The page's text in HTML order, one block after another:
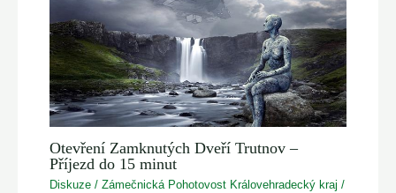
Otevření Zamknutých Dveří Trutnov –
Příjezd do 15 minut
Diskuze /Zámečnická Pohotovost Královehradecký kraj /